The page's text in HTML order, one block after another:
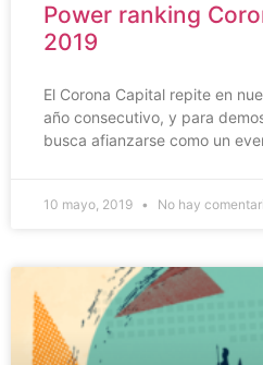
Power ranking
2019
El Corona Capital repite en
año consecutivo, y para
busca afianzarse como un
10 mayo, 2019 No hay